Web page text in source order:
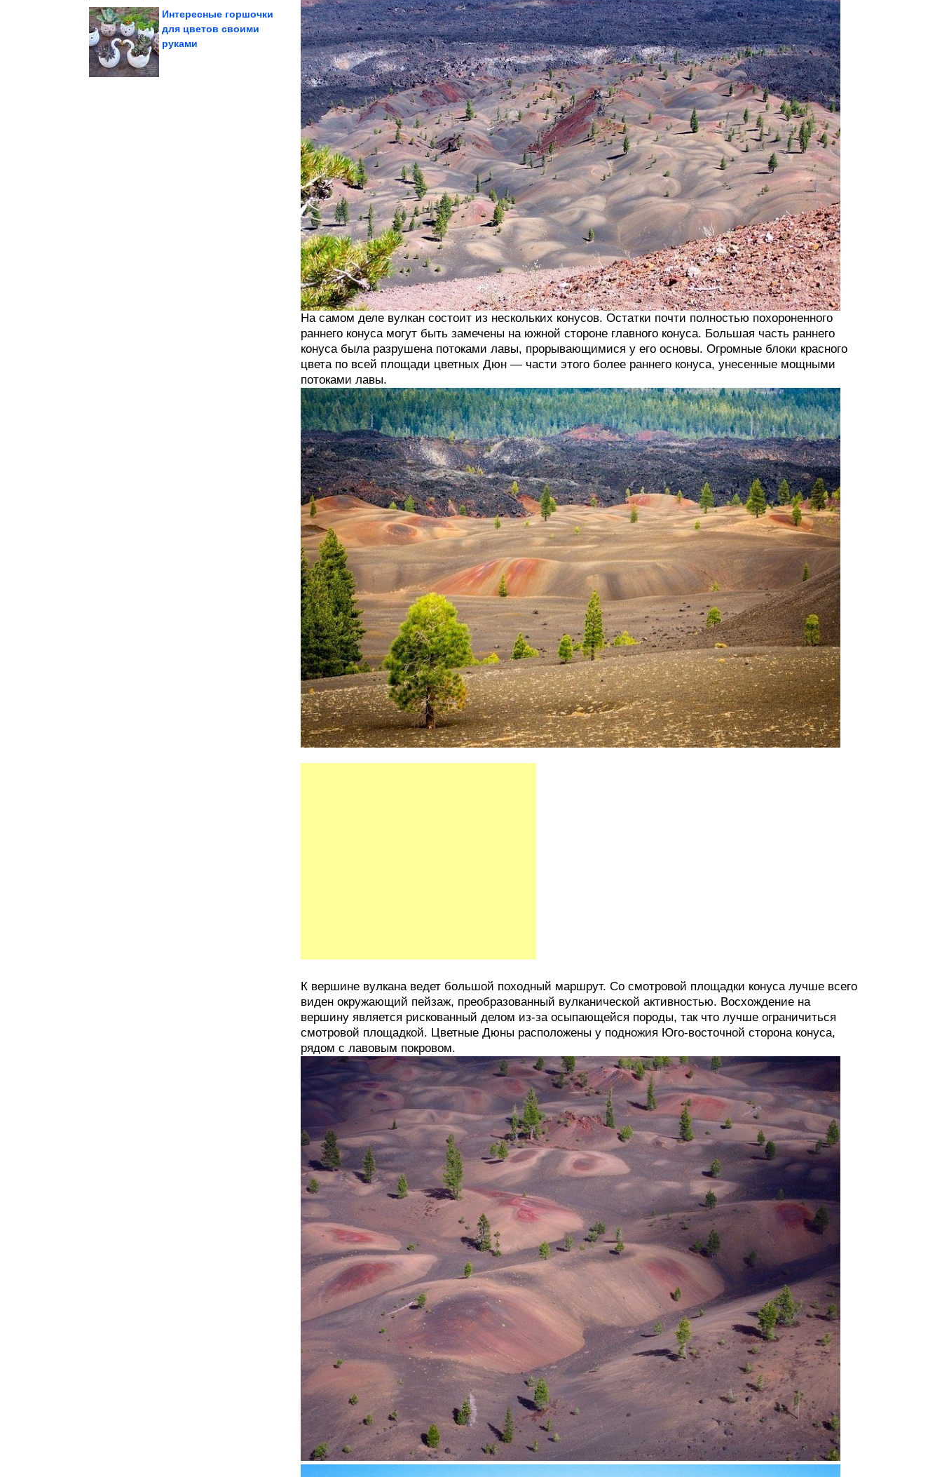
гортензии и первичного
Интересные горшочки
для цветов своими
руками
На самом деле вулкан состоит из нескольких конусов. Остатки почти полностью похороненного
раннего конуса могут быть замечены на южной стороне главного конуса. Большая часть раннего
конуса была разрушена потоками лавы, прорывающимися у его основы. Огромные блоки красного
цвета по всей площади цветных Дюн — части этого более раннего конуса, унесенные мощными
потоками лавы.
К вершине вулкана ведет большой походный маршрут. Со смотровой площадки конуса лучше всего
виден окружающий пейзаж, преобразованный вулканической активностью. Восхождение на
вершину является рискованный делом из-за осыпающейся породы, так что лучше ограничиться
смотровой площадкой. Цветные Дюны расположены у подножия Юго-восточной сторона конуса,
рядом с лавовым покровом.